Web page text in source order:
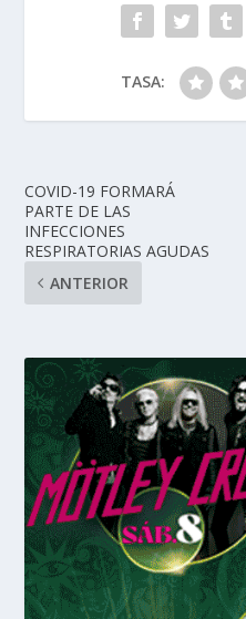
TASA:
COVID-19 FORMARÁ
PARTE DE LAS
INFECCIONES
RESPIRATORIAS AGUDAS
ANTERIOR